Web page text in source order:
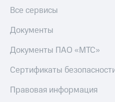
Все сервисы
Документы
Документы ПАО «МТС»
Сертификаты
Правовая информация